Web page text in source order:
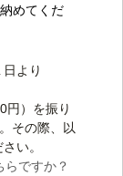
めてくだ
より
円）を振り
その際、以
い。
らですか？